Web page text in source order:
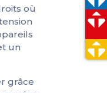
où
un
grâce